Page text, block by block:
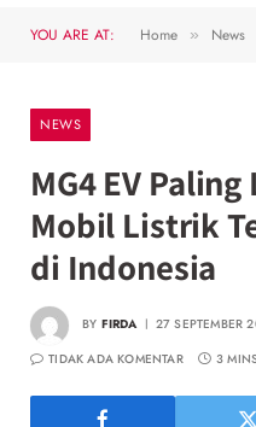
YOU ARE AT: Home » News
NEWS
MG4 EV
Mobil Listrik
di Indonesia
BY FIRDA
27 SEPTEMBER
TIDAK ADA KOMENTAR
3